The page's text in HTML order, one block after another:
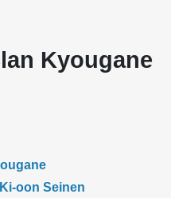
Kyougane
Ki-oon Seinen